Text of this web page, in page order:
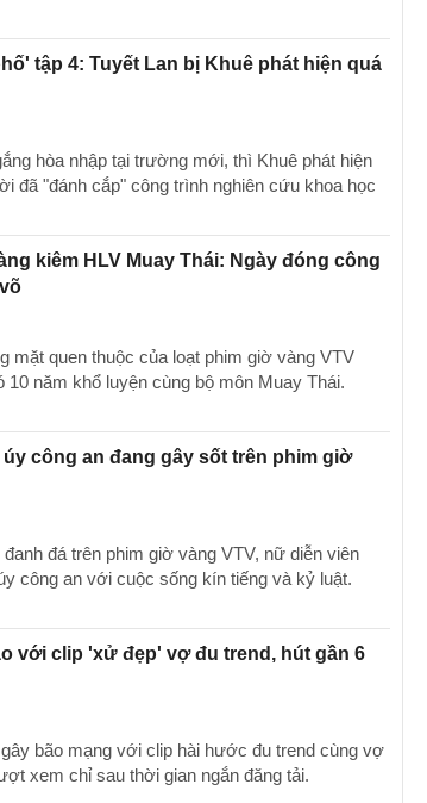
tập 4: Tuyết Lan bị Khuê phát hiện quá
hòa nhập tại trường mới, thì Khuê phát hiện
đã "đánh cắp" công trình nghiên cứu khoa học
kiêm HLV Muay Thái: Ngày đóng công
mặt quen thuộc của loạt phim giờ vàng VTV
10 năm khổ luyện cùng bộ môn Muay Thái.
công an đang gây sốt trên phim giờ
đá trên phim giờ vàng VTV, nữ diễn viên
công an với cuộc sống kín tiếng và kỷ luật.
với clip 'xử đẹp' vợ đu trend, hút gần 6
bão mạng với clip hài hước đu trend cùng vợ
xem chỉ sau thời gian ngắn đăng tải.